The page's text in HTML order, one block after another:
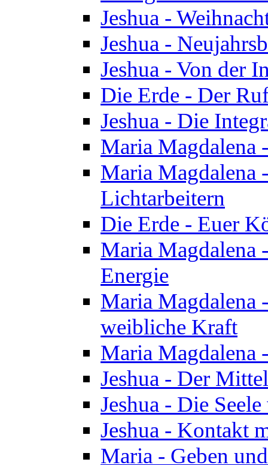
Jeshua -
Jeshua -
Jeshua - Von der
Die Erde - Der
Jeshua - Die
Maria Magdalena
Maria Magdalena
Lichtarbeitern
Die Erde - Euer
Maria Magdalena
Energie
Maria Magdalena
weibliche Kraft
Maria Magdalena
Jeshua - Der
Jeshua - Die
Jeshua - Kontakt
Maria - Geben